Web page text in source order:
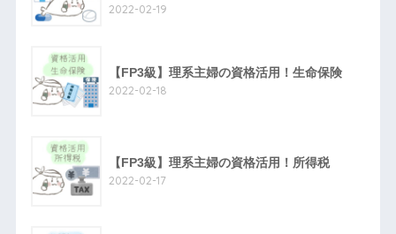
2022-02-19
【FP3級】理系主婦の資格活用！生命保険
2022-02-18
【FP3級】理系主婦の資格活用！所得税
2022-02-17